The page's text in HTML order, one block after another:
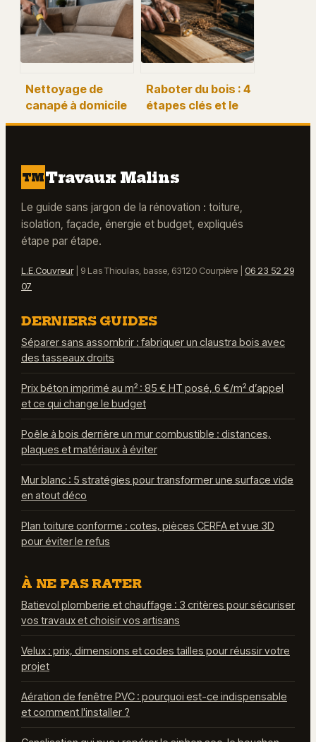
Nettoyage de
canapé à domicile
: tarifs, méthodes
par deux
Raboter du bois : 4
étapes clés et le
réglage précis
TMTravaux Malins
Le guide sans jargon de la rénovation : toiture,
isolation, façade, énergie et budget, expliqués
étape par étape.
L.E.Couvreur| 9 Las Thioulas, basse, 63120 Courpière
06 23 52 29
07
DERNIERS GUIDES
Séparer sans assombrir : fabriquer un claustra bois avec
des tasseaux droits
Prix béton imprimé au m² : 85 € HT posé, 6 €/m² d’appel
et ce qui change le budget
Poêle à bois derrière un mur combustible : distances,
plaques et matériaux à éviter
Mur blanc : 5 stratégies pour transformer une surface vide
en atout déco
Plan toiture conforme : cotes, pièces CERFA et vue 3D
pour éviter le refus
À NE PAS RATER
Batievol plomberie et chauffage : 3 critères pour sécuriser
vos travaux et choisir vos artisans
Velux : prix, dimensions et codes tailles pour réussir votre
projet
Aération de fenêtre PVC : pourquoi est-ce indispensable
et comment l'installer ?